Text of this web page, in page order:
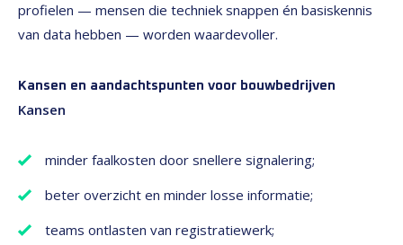
profielen — mensen die techniek snappen én basiskennis
van data hebben — worden waardevoller.
Kansen en aandachtspunten voor bouwbedrijven
Kansen
minder faalkosten door snellere signalering;
beter overzicht en minder losse informatie;
teams ontlasten van registratiewerk;